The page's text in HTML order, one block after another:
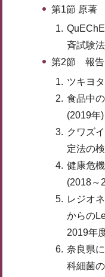
第1節 原著
斉試験
第2節 報告
ツキヨ
食品中
(2019年)
クワズ
定法の
健康危
(2018～
レジオ
からの
2019年
奈良県
科細菌